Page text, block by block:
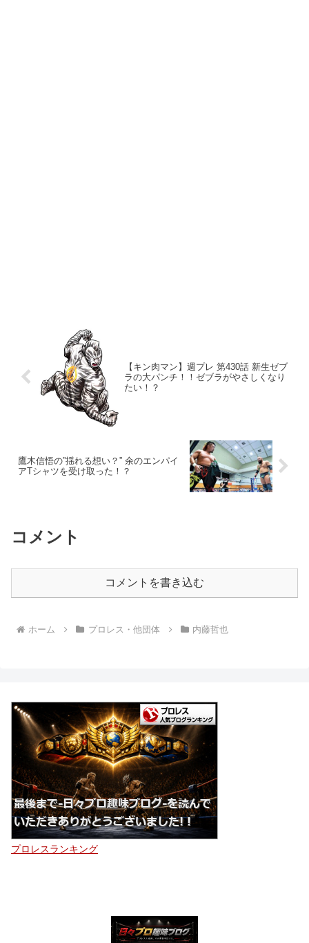
【キン肉マン】週プレ 第430話 新生ゼブ
ラの大パンチ！！ゼブラがやさしくなり
たい！？
鷹木信悟の”揺れる想い？” 余のエンパイ
アTシャツを受け取った！？
コメント
コメントを書き込む
ホーム プロレス・他団体 内藤哲也
プロレスランキング